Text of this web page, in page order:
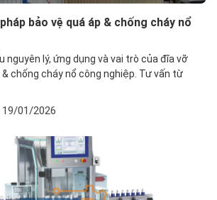
bảo vệ quá áp & chống cháy nổ
nguyên lý, ứng dụng và vai trò của đĩa vỡ
chống cháy nổ công nghiệp. Tư vấn từ
19/01/2026